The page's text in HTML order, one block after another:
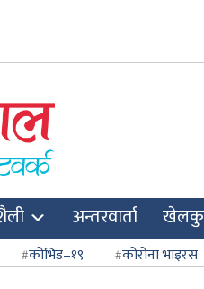
अन्तरवार्ता
कोभिड–१९ कोरोना भाइरस